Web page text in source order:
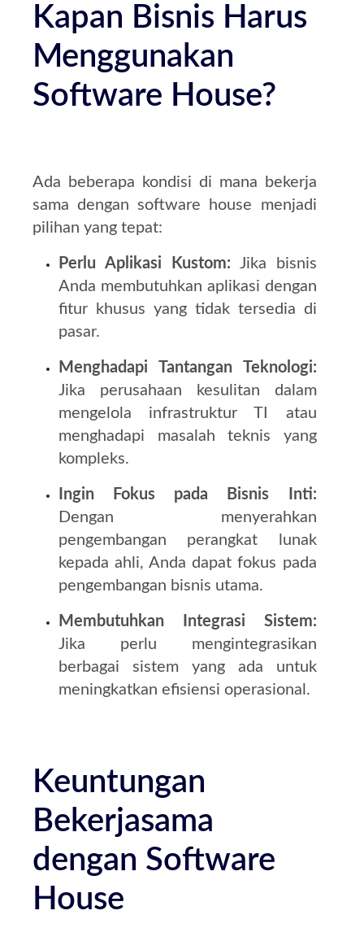
Kapan Bisnis Harus
Menggunakan
Software House?
Ada beberapa kondisi di mana bekerja
sama dengan software house menjadi
pilihan yang tepat:
Perlu Aplikasi Kustom: Jika bisnis
Anda membutuhkan aplikasi dengan
fitur khusus yang tidak tersedia di
pasar.
Menghadapi Tantangan Teknologi:
Jika perusahaan kesulitan dalam
mengelola infrastruktur TI atau
menghadapi masalah teknis yang
kompleks.
Ingin Fokus pada Bisnis Inti:
Dengan menyerahkan
pengembangan perangkat lunak
kepada ahli, Anda dapat fokus pada
pengembangan bisnis utama.
Membutuhkan Integrasi Sistem:
Jika perlu mengintegrasikan
berbagai sistem yang ada untuk
meningkatkan efisiensi operasional.
Keuntungan
Bekerjasama
dengan Software
House